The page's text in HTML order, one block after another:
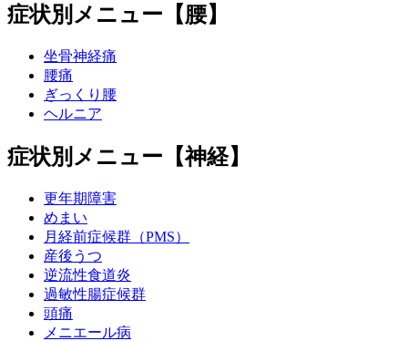
症状別メニュー【腰】
坐骨神経痛
腰痛
ぎっくり腰
ヘルニア
症状別メニュー【神経】
更年期障害
めまい
月経前症候群（PMS）
産後うつ
逆流性食道炎
過敏性腸症候群
頭痛
メニエール病